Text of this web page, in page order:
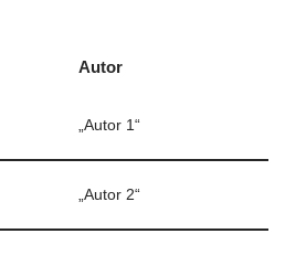
Autor
„Autor 1“
„Autor 2“